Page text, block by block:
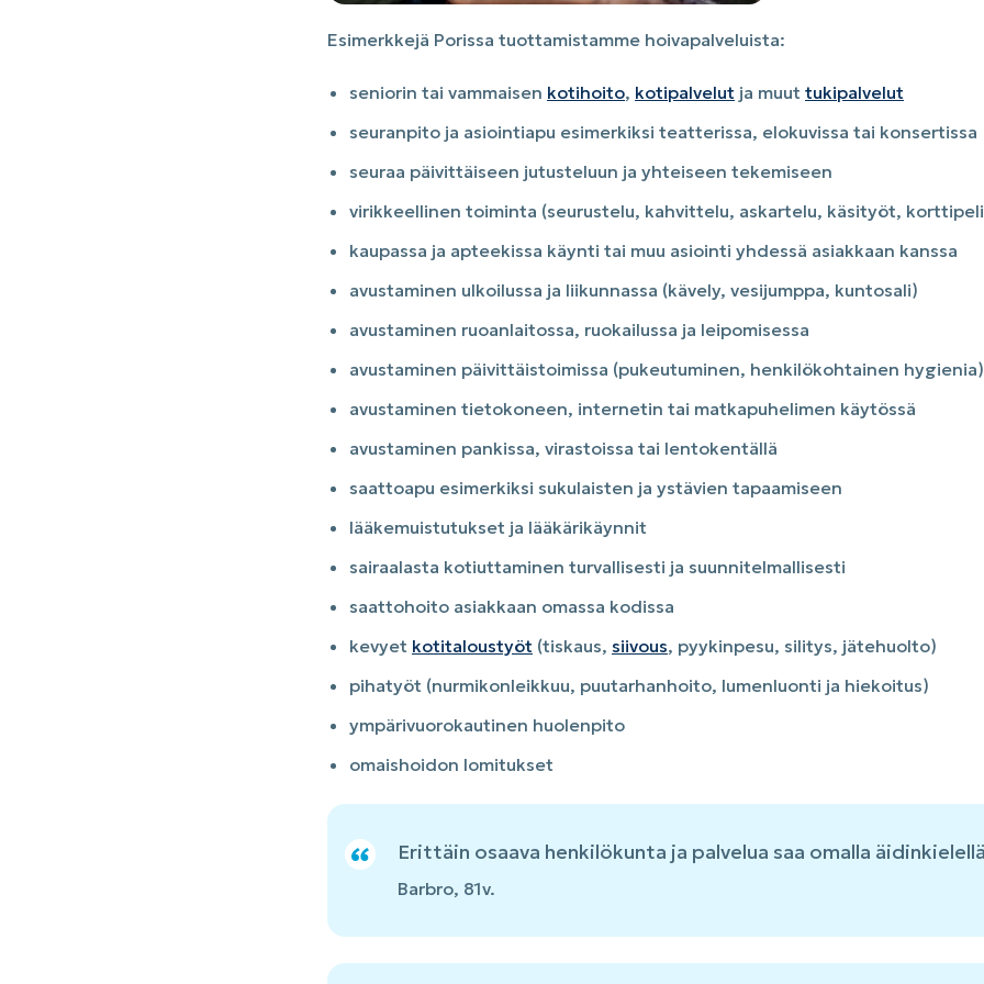
Esimerkkejä Porissa tuottamistamme hoivapalveluista:
seniorin tai vammaisen kotihoito, kotipalvelut ja muut tukipalvelut
seuranpito ja asiointiapu esimerkiksi teatterissa, elokuvissa tai konsertissa
seuraa päivittäiseen jutusteluun ja yhteiseen tekemiseen
virikkeellinen toiminta (seurustelu, kahvittelu, askartelu, käsityöt,
kaupassa ja apteekissa käynti tai muu asiointi yhdessä asiakkaan kanssa
avustaminen ulkoilussa ja liikunnassa (kävely, vesijumppa, kuntosali)
avustaminen ruoanlaitossa, ruokailussa ja leipomisessa
avustaminen päivittäistoimissa (pukeutuminen, henkilökohtainen hygienia)
avustaminen tietokoneen, internetin tai matkapuhelimen käytössä
avustaminen pankissa, virastoissa tai lentokentällä
saattoapu esimerkiksi sukulaisten ja ystävien tapaamiseen
lääkemuistutukset ja lääkärikäynnit
sairaalasta kotiuttaminen turvallisesti ja suunnitelmallisesti
saattohoito asiakkaan omassa kodissa
kevyet kotitaloustyöt (tiskaus, siivous, pyykinpesu, silitys, jätehuolto)
pihatyöt (nurmikonleikkuu, puutarhanhoito, lumenluonti ja hiekoitus)
ympärivuorokautinen huolenpito
omaishoidon lomitukset
Erittäin osaava henkilökunta ja palvelua saa omalla
Barbro, 81v.